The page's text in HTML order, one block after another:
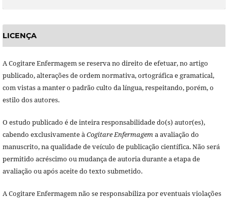
LICENÇA
A Cogitare Enfermagem se reserva no direito de efetuar, no artigo
publicado, alterações de ordem normativa, ortográfica e gramatical,
com vistas a manter o padrão culto da língua, respeitando, porém, o
estilo dos autores.
O estudo publicado é de inteira responsabilidade do(s) autor(es),
cabendo exclusivamente àCogitare Enfermagema avaliação do
manuscrito, na qualidade de veículo de publicação científica. Não será
permitido acréscimo ou mudança de autoria durante a etapa de
avaliação ou após aceite do texto submetido.
A Cogitare Enfermagem não se responsabiliza por eventuais violações